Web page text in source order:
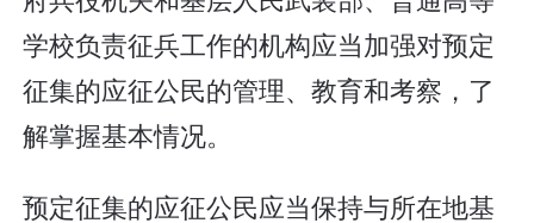
学校负责征兵工作的机构应当加强对预定
征集的应征公民的管理、教育和考察，了
解掌握基本情况。
预定征集的应征公民应当保持与所在地基